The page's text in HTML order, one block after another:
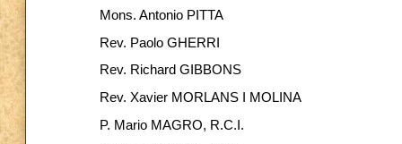
Mons. Antonio PITTA
Rev. Paolo GHERRI
Rev. Richard GIBBONS
Rev. Xavier MORLANS I MOLINA
P. Mario MAGRO, R.C.I.